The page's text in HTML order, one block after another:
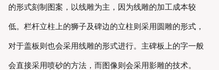
的形式刻制图案，以线雕为主，因为线雕的加工成本较
低。栏杆立柱上的狮子及碑边的立柱则采用圆雕的形式，
对于盖板则也会采用线雕的形式进行。主碑板上的字一般
会直接采用喷砂的方法，而图像则会采用影雕的技术。